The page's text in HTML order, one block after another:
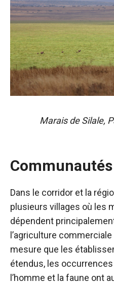
Marais de Silale,
Dans le corridor et la
plusieurs villages où les
dépendent
l’agriculture
mesure que les
étendus, les
l’homme et la faune ont